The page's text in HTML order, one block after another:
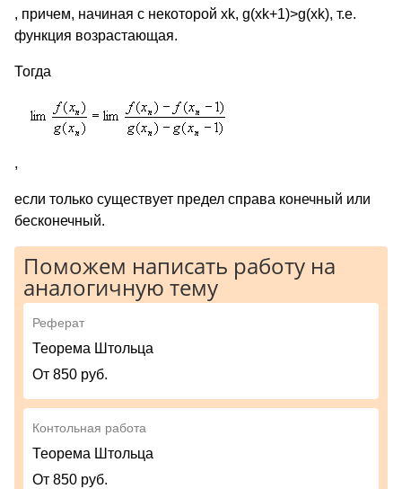
, причем, начиная с некоторой xk, g(xk+1)>g(xk), т.е.
функция возрастающая.
Тогда
,
если только существует предел справа конечный или
бесконечный.
Поможем написать работу на
аналогичную тему
Реферат
Теорема Штольца
От 850 руб.
Контольная работа
Теорема Штольца
От 850 руб.